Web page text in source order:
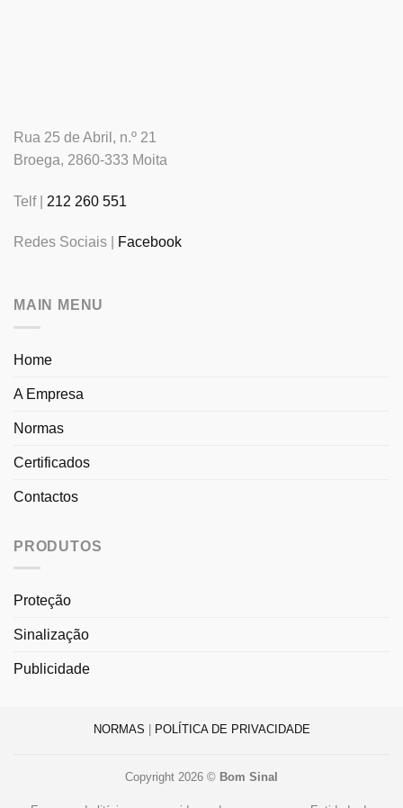
Rua 25 de Abril, n.º 21
Broega, 2860-333 Moita
Telf | 212 260 551
Redes Sociais | Facebook
MAIN MENU
Home
A Empresa
Normas
Certificados
Contactos
PRODUTOS
Proteção
Sinalização
Publicidade
NORMAS POLÍTICA DE PRIVACIDADE
Copyright 2026 © Bom Sinal